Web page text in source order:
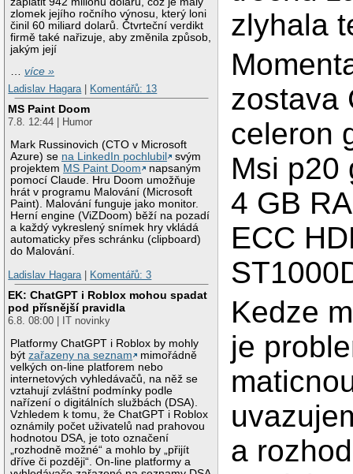
zlomek jejího ročního výnosu, který loni
činil 60 miliard dolarů. Čtvrteční verdikt
firmě také nařizuje, aby změnila způsob,
jakým její
…více »
Ladislav Hagara
Komentářů: 13
MS Paint Doom
7.8. 12:44 | Humor
Mark Russinovich (CTO v Microsoft
Azure) se na LinkedIn pochlubil
svým
projektem MS Paint Doom
napsaným
pomocí Claude. Hru Doom umožňuje
hrát v programu Malování (Microsoft
Paint). Malování funguje jako monitor.
Herní engine (ViZDoom) běží na pozadí
a každý vykreslený snímek hry vkládá
automaticky přes schránku (clipboard)
do Malování.
Ladislav Hagara
Komentářů: 3
EK: ChatGPT i Roblox mohou spadat
pod přísnější pravidla
6.8. 08:00 | IT novinky
Platformy ChatGPT i Roblox by mohly
býtzařazeny na seznam
mimořádně
velkých on-line platforem nebo
internetových vyhledávačů, na něž se
vztahují zvláštní podmínky podle
nařízení o digitálních službách (DSA).
Vzhledem k tomu, že ChatGPT i Roblox
oznámily počet uživatelů nad prahovou
hodnotou DSA, je toto označení
„rozhodně možné“ a mohlo by „přijít
dříve či později“. On-line platformy a
zlyhala
zostava
celeron
Msi p20
4 GB
ECC
Kedze
je
a